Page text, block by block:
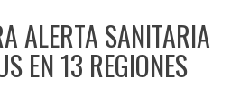
ALERTA SANITARIA
EN 13 REGIONES